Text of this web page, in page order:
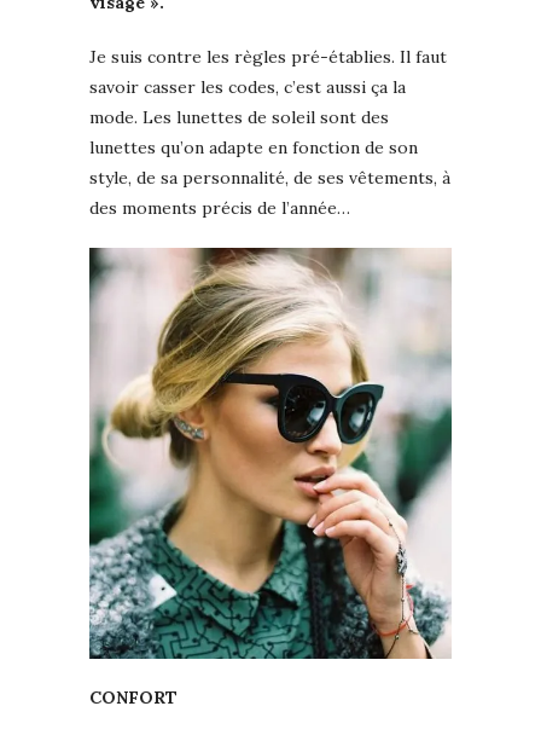
Je suis contre les règles pré-établies. Il faut
savoir casser les codes, c’est aussi ça la
mode. Les lunettes de soleil sont des
lunettes qu’on adapte en fonction de son
style, de sa personnalité, de ses vêtements, à
des moments précis de l’année…
CONFORT